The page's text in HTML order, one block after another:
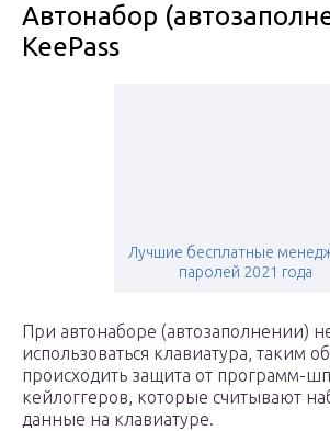
Автонабор
KeePass
Лучшие бесплатные
паролей 2021 года
При автонаборе (автозаполнении)
использоваться клавиатура, таким
происходить защита от программ-
кейлоггеров, которые считывают
данные на клавиатуре.